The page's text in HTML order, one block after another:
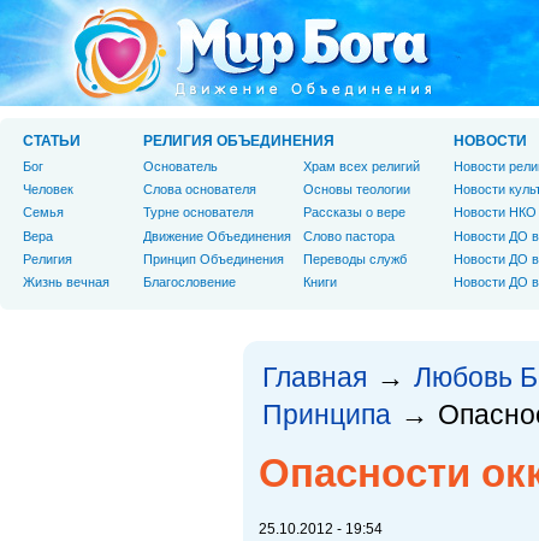
Главная → Любовь
Принципа →
Опасности
25.10.2012 - 19:54
СТАТЬИ
Бог
Человек
Cемья
Вера
Религия
Жизнь вечная
РЕЛИГИЯ ОБЪЕДИНЕНИЯ
Основатель
Слова основателя
Турне основателя
Движение Объединения
Принцип Объединения
Благословение
Храм всех религий
Основы теологии
Рассказы о вере
Слово пастора
Переводы служб
Книги
НОВОСТИ
Новости
Новости
Новости НКО
Новости ДО
Новости ДО
Новости ДО